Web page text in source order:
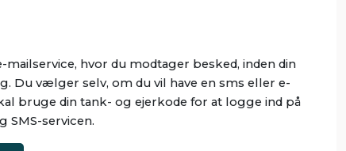
hvor du modtager besked, inden din
Du vælger selv, om du vil have en sms eller e-
bruge din tank- og ejerkode for at logge ind på
SMS-servicen.